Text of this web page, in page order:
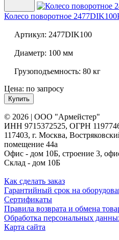
Колесо поворотное
Артикул: 2477DIK100
Диаметр: 100 мм
Грузоподъемность: 80 кг
Цена: по запросу
Купить
© 2026 | ООО "Армейстер"
ИНН 9715372525, ОГРН
117403, г. Москва,
помещение 44а
Офис - дом 10Б, строение 3,
Склад - дом 10Б
Как сделать заказ
Гарантийный срок на
Сертификаты
Правила возврата и обмена
Обработка персональных
Карта сайта